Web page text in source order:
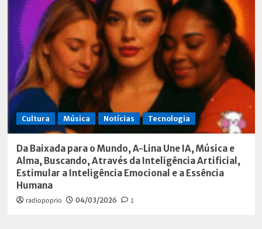
Cultura Música Notícias Tecnologia
Da Baixada para o Mundo, A-Lina Une IA, Música e
Alma, Buscando, Através da Inteligência Artificial,
Estimular a Inteligência Emocional e a Essência
Humana
radiopoprio 04/03/2026 1